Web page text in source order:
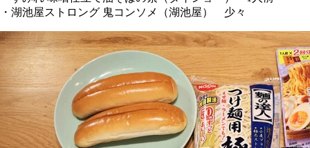
・湖池屋ストロング 鬼コンソメ（湖池屋） 少々